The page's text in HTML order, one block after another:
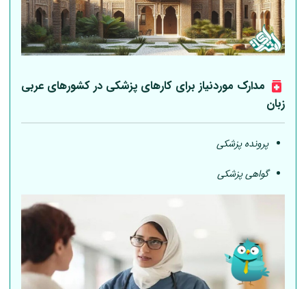
مدارک موردنیاز برای کارهای پزشکی در کشورهای عربی
زبان
پرونده پزشکی
گواهی پزشکی